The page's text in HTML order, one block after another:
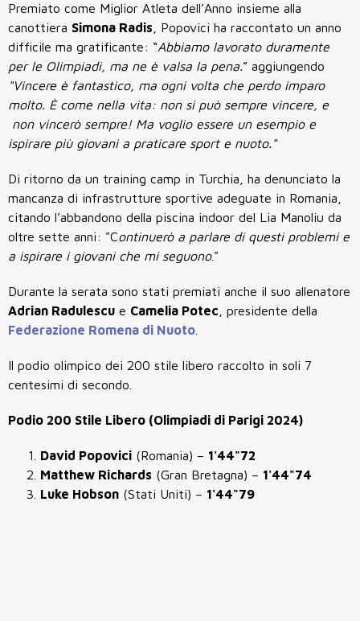
Premiato come Miglior Atleta dell’Anno insieme alla
canottiera Simona Radis , Popovici ha raccontato un anno
difficile ma gratificante: “Abbiamo lavorato duramente
per le Olimpiadi, ma ne è valsa la pena.” aggiungendo
"Vincere è fantastico, ma ogni volta che perdo imparo
molto. È come nella vita: non si può sempre vincere, e
non vincerò sempre! Ma voglio essere un esempio e
ispirare più giovani a praticare sport e nuoto."
Di ritorno da un training camp in Turchia, ha denunciato la
mancanza di infrastrutture sportive adeguate in Romania,
citando l’abbandono della piscina indoor del Lia Manoliu da
oltre sette anni: "Continuerò a parlare di questi problemi e
a ispirare i giovani che mi seguono."
Durante la serata sono stati premiati anche il suo allenatore
Adrian Radulescu e Camelia Potec , presidente della
Federazione Romena di Nuoto
Il podio olimpico dei 200 stile libero raccolto in soli 7
centesimi di secondo.
Podio 200 Stile Libero (Olimpiadi di Parigi 2024)
David Popovici (Romania) – 1'44"72
Matthew Richards (Gran Bretagna) – 1'44"74
Luke Hobson (Stati Uniti) – 1'44"79